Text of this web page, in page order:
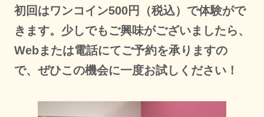
初回はワンコイン500円（税込）で体験がで
きます。少しでもご興味がございましたら、
Webまたは電話にてご予約を承りますの
で、ぜひこの機会に一度お試しください！